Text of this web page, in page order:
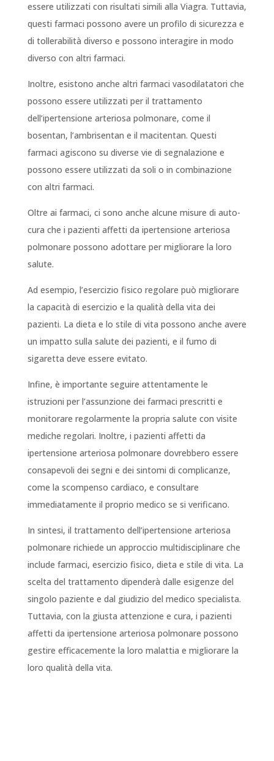
essere utilizzati con risultati simili alla Viagra. Tuttavia,
questi farmaci possono avere un profilo di sicurezza e
di tollerabilità diverso e possono interagire in modo
diverso con altri farmaci.
Inoltre, esistono anche altri farmaci vasodilatatori che
possono essere utilizzati per il trattamento
dell’ipertensione arteriosa polmonare, come il
bosentan, l’ambrisentan e il macitentan. Questi
farmaci agiscono su diverse vie di segnalazione e
possono essere utilizzati da soli o in combinazione
con altri farmaci.
Oltre ai farmaci, ci sono anche alcune misure di auto-
cura che i pazienti affetti da ipertensione arteriosa
polmonare possono adottare per migliorare la loro
salute.
Ad esempio, l’esercizio fisico regolare può migliorare
la capacità di esercizio e la qualità della vita dei
pazienti. La dieta e lo stile di vita possono anche avere
un impatto sulla salute dei pazienti, e il fumo di
sigaretta deve essere evitato.
Infine, è importante seguire attentamente le
istruzioni per l’assunzione dei farmaci prescritti e
monitorare regolarmente la propria salute con visite
mediche regolari. Inoltre, i pazienti affetti da
ipertensione arteriosa polmonare dovrebbero essere
consapevoli dei segni e dei sintomi di complicanze,
come la scompenso cardiaco, e consultare
immediatamente il proprio medico se si verificano.
In sintesi, il trattamento dell’ipertensione arteriosa
polmonare richiede un approccio multidisciplinare che
include farmaci, esercizio fisico, dieta e stile di vita. La
scelta del trattamento dipenderà dalle esigenze del
singolo paziente e dal giudizio del medico specialista.
Tuttavia, con la giusta attenzione e cura, i pazienti
affetti da ipertensione arteriosa polmonare possono
gestire efficacemente la loro malattia e migliorare la
loro qualità della vita.